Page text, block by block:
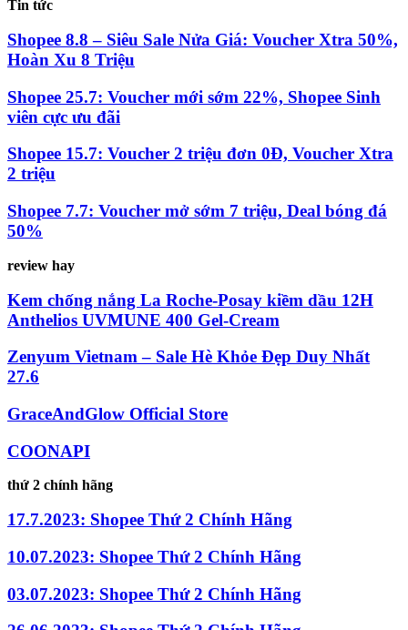
Tin tức
Shopee 8.8 – Siêu Sale Nửa Giá: Voucher Xtra 50%,
Hoàn Xu 8 Triệu
Shopee 25.7: Voucher mới sớm 22%, Shopee Sinh
viên cực ưu đãi
Shopee 15.7: Voucher 2 triệu đơn 0Đ, Voucher Xtra
2 triệu
Shopee 7.7: Voucher mở sớm 7 triệu, Deal bóng đá
50%
review hay
Kem chống nắng La Roche-Posay kiềm dầu 12H
Anthelios UVMUNE 400 Gel-Cream
Zenyum Vietnam – Sale Hè Khỏe Đẹp Duy Nhất
27.6
GraceAndGlow Official Store
COONAPI
thứ 2 chính hãng
17.7.2023: Shopee Thứ 2 Chính Hãng
10.07.2023: Shopee Thứ 2 Chính Hãng
03.07.2023: Shopee Thứ 2 Chính Hãng